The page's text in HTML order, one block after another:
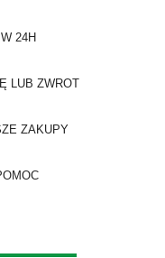
24H
LUB ZWROT
ZAKUPY